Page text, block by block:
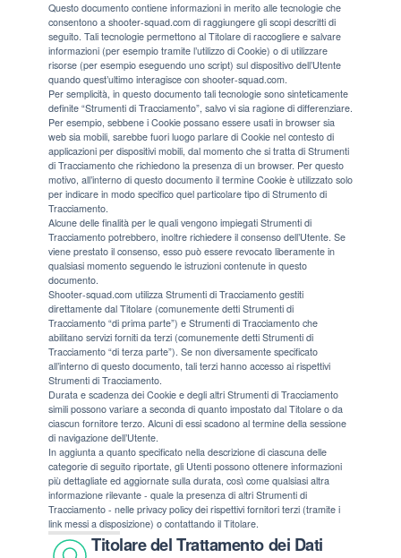
Questo documento contiene informazioni in merito alle tecnologie che
consentono a shooter-squad.com di raggiungere gli scopi descritti di
seguito. Tali tecnologie permettono al Titolare di raccogliere e salvare
informazioni (per esempio tramite l’utilizzo di Cookie) o di utilizzare
risorse (per esempio eseguendo uno script) sul dispositivo dell’Utente
quando quest’ultimo interagisce con shooter-squad.com.
Per semplicità, in questo documento tali tecnologie sono sinteticamente
definite “Strumenti di Tracciamento”, salvo vi sia ragione di differenziare.
Per esempio, sebbene i Cookie possano essere usati in browser sia
web sia mobili, sarebbe fuori luogo parlare di Cookie nel contesto di
applicazioni per dispositivi mobili, dal momento che si tratta di Strumenti
di Tracciamento che richiedono la presenza di un browser. Per questo
motivo, all’interno di questo documento il termine Cookie è utilizzato solo
per indicare in modo specifico quel particolare tipo di Strumento di
Tracciamento.
Alcune delle finalità per le quali vengono impiegati Strumenti di
Tracciamento potrebbero, inoltre richiedere il consenso dell’Utente. Se
viene prestato il consenso, esso può essere revocato liberamente in
qualsiasi momento seguendo le istruzioni contenute in questo
documento.
Shooter-squad.com utilizza Strumenti di Tracciamento gestiti
direttamente dal Titolare (comunemente detti Strumenti di
Tracciamento “di prima parte”) e Strumenti di Tracciamento che
abilitano servizi forniti da terzi (comunemente detti Strumenti di
Tracciamento “di terza parte”). Se non diversamente specificato
all’interno di questo documento, tali terzi hanno accesso ai rispettivi
Strumenti di Tracciamento.
Durata e scadenza dei Cookie e degli altri Strumenti di Tracciamento
simili possono variare a seconda di quanto impostato dal Titolare o da
ciascun fornitore terzo. Alcuni di essi scadono al termine della sessione
di navigazione dell’Utente.
In aggiunta a quanto specificato nella descrizione di ciascuna delle
categorie di seguito riportate, gli Utenti possono ottenere informazioni
più dettagliate ed aggiornate sulla durata, così come qualsiasi altra
informazione rilevante - quale la presenza di altri Strumenti di
Tracciamento - nelle privacy policy dei rispettivi fornitori terzi (tramite i
link messi a disposizione) o contattando il Titolare.
Titolare del Trattamento dei Dati